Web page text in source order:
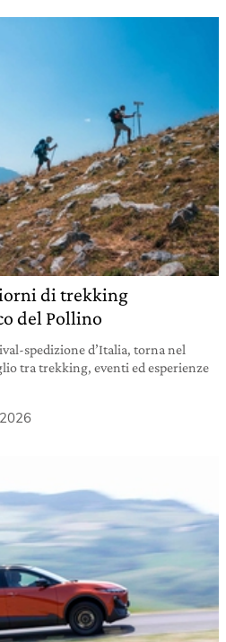
di trekking
del Pollino
spedizione d’Italia, torna nel
tra trekking, eventi ed esperienze